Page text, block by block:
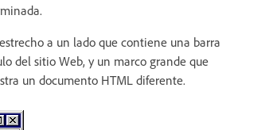
a un lado que contiene una barra
del sitio Web, y un marco grande que
un documento HTML diferente.